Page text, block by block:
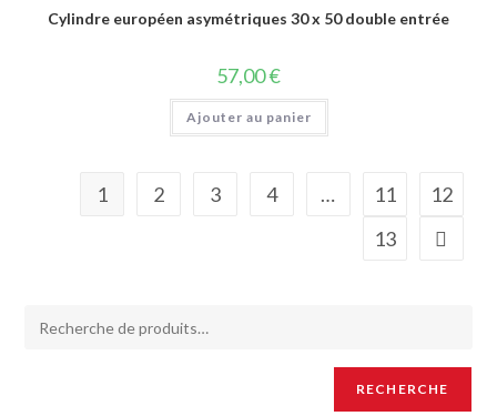
Cylindre européen asymétriques 30 x 50 double entrée
57,00€
Ajouter au panier
1 2 3 4 … 11
12
13
RECHERCHE